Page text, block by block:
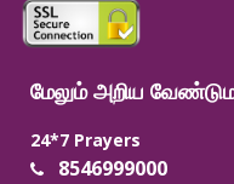
மேலும் அறிய
24*7 Prayers
8546999000